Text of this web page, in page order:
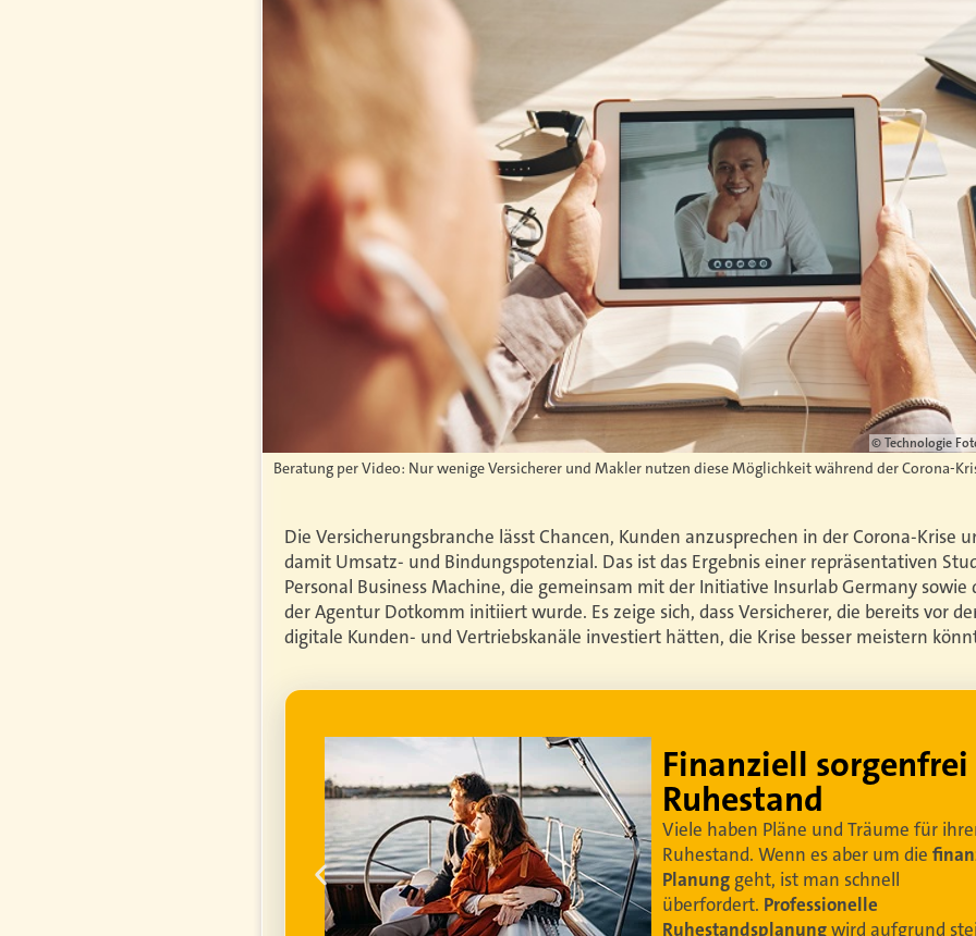
©Technologie
Beratung per Video: Nur wenige Versicherer und Makler nutzen diese Möglichkeit während der Corona-
Die Versicherungsbranche lässt Chancen, Kunden anzusprechen in der Corona-Krise
damit Umsatz- und Bindungspotenzial. Das ist das Ergebnis einer repräsentativen
Personal Business Machine, die gemeinsam mit der Initiative Insurlab Germany sowie
der Agentur Dotkomm initiiert wurde. Es zeige sich, dass Versicherer, die bereits vor
digitale Kunden- und Vertriebskanäle investiert hätten, die Krise besser meistern
Lebe dein bestes Leben
Um sorgenfrei in den Ruhestand zu blicken,
braucht esprofessionelle Ruhestandsplanung
Damit Ihre Kundinnen und Kunden
ihr bestes
Leben leben können
Video anschauen